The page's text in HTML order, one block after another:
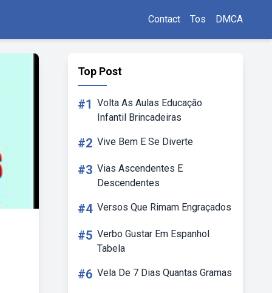
Contact Tos DMCA
Top Post
#1 Volta As Aulas Educação
Infantil Brincadeiras
#2 Vive Bem E Se Diverte
#3 Vias Ascendentes E
Descendentes
#4 Versos Que Rimam Engraçados
#5 Verbo Gustar Em Espanhol
Tabela
#6 Vela De 7 Dias Quantas Gramas